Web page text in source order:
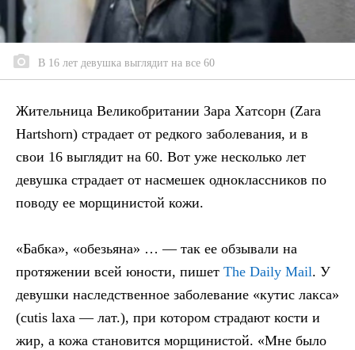
В 16 лет девушка выглядит на все 60
Жительница Великобритании Зара Хатсорн (Zara
Hartshorn) страдает от редкого заболевания, и в
свои 16 выглядит на 60. Вот уже несколько лет
девушка страдает от насмешек одноклассников по
поводу ее морщинистой кожи.
«Бабка», «обезьяна» … — так ее обзывали на
протяжении всей юности, пишет The Daily Mail. У
девушки наследственное заболевание «кутис лакса»
(cutis laxa — лат.), при котором страдают кости и
жир, а кожа становится морщинистой. «Мне было